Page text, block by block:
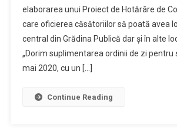
elaborarea unui Proiect de Hotărâre de
care oficierea căsătoriilor să poată avea
central din Grădina Publică dar și în alte
„Dorim suplimentarea ordinii de zi pentru
mai 2020, cu un […]
Continue Reading